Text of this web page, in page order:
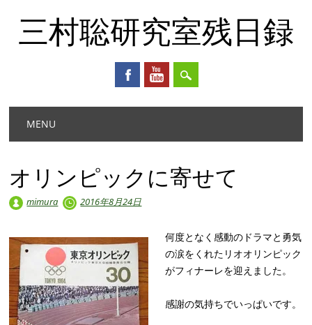
三村聡研究室残日録
Main menu
MENU
オリンピックに寄せて
mimura 2016年8月24日
何度となく感動のドラマと勇気
の涙をくれたリオオリンピック
がフィナーレを迎えました。
感謝の気持ちでいっぱいです。